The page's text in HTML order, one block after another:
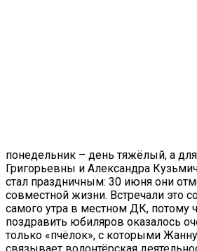
понедельник – день тяжёлый, а
Григорьевны и Александра
стал праздничным: 30 июня они
совместной жизни. Встречали это
самого утра в местном ДК, потому
поздравить юбиляров оказалось
только «пчёлок», с которыми